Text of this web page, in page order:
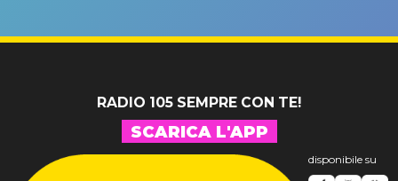
RADIO 105 SEMPRE CON TE!
SCARICA L'APP
disponibile su